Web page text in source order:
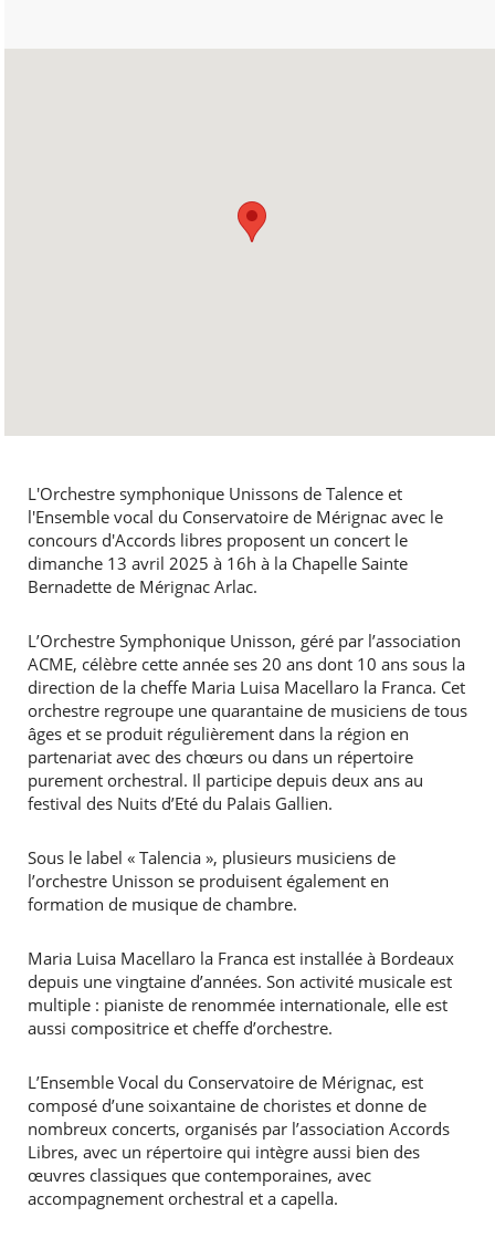
L'Orchestre symphonique Unissons de Talence et
l'Ensemble vocal du Conservatoire de Mérignac avec le
concours d'Accords libres proposent un concert le
dimanche 13 avril 2025 à 16h à la Chapelle Sainte
Bernadette de Mérignac Arlac.
L’Orchestre Symphonique Unisson, géré par l’association
ACME, célèbre cette année ses 20 ans dont 10 ans sous la
direction de la cheffe Maria Luisa Macellaro la Franca. Cet
orchestre regroupe une quarantaine de musiciens de tous
âges et se produit régulièrement dans la région en
partenariat avec des chœurs ou dans un répertoire
purement orchestral. Il participe depuis deux ans au
festival des Nuits d’Eté du Palais Gallien.
Sous le label « Talencia », plusieurs musiciens de
l’orchestre Unisson se produisent également en
formation de musique de chambre.
Maria Luisa Macellaro la Franca est installée à Bordeaux
depuis une vingtaine d’années. Son activité musicale est
multiple : pianiste de renommée internationale, elle est
aussi compositrice et cheffe d’orchestre.
L’Ensemble Vocal du Conservatoire de Mérignac, est
composé d’une soixantaine de choristes et donne de
nombreux concerts, organisés par l’association Accords
Libres, avec un répertoire qui intègre aussi bien des
œuvres classiques que contemporaines, avec
accompagnement orchestral et a capella.